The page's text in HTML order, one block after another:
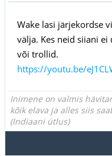
Wake lasi järjekordse
välja. Kes neid siiani
või trollid.
https://youtu.be/
Inimene on valmis
kõik elava ja alles siis
(Indiaani ütlus)